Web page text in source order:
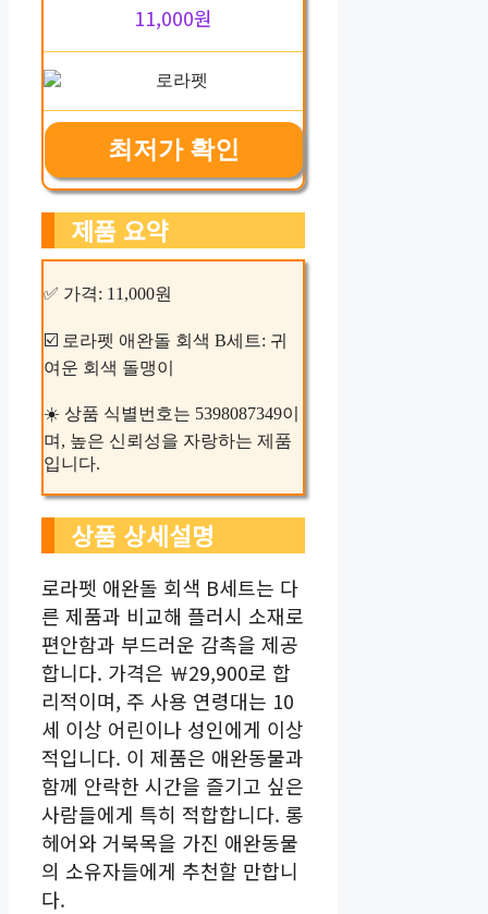
11,000원
최저가 확인
제품 요약
✅ 가격: 11,000원
☑️ 로라펫 애완돌 회색 B세트: 귀
여운 회색 돌맹이
☀️ 상품 식별번호는 5398087349이
며, 높은 신뢰성을 자랑하는 제품
입니다.
상품 상세설명
로라펫 애완돌 회색 B세트는 다
른 제품과 비교해 플러시 소재로
편안함과 부드러운 감촉을 제공
합니다. 가격은 ￦29,900로 합
리적이며, 주 사용 연령대는 10
세 이상 어린이나 성인에게 이상
적입니다. 이 제품은 애완동물과
함께 안락한 시간을 즐기고 싶은
사람들에게 특히 적합합니다. 롱
헤어와 거북목을 가진 애완동물
의 소유자들에게 추천할 만합니
다.